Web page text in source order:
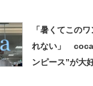
「暑くてこの
れない」 coca
ンピース”が大